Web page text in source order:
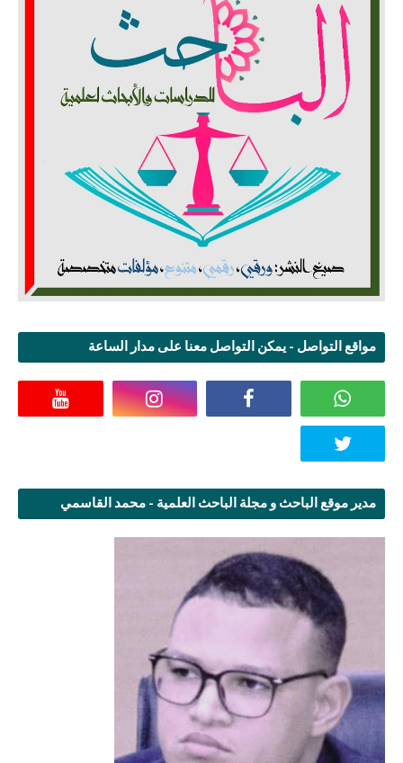
مواقع التواصل - يمكن التواصل معنا على مدار الساعة
مدير موقع الباحث و مجلة الباحث العلمية - محمد القاسمي